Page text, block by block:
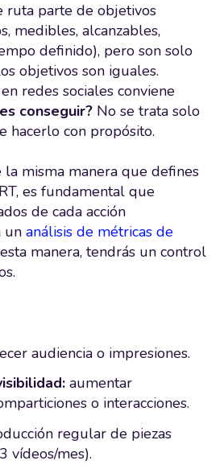
ruta parte de objetivos
medibles, alcanzables,
definido), pero son solo
objetivos son iguales.
redes sociales conviene
conseguir? No se trata solo
hacerlo con propósito.
misma manera que defines
es fundamental que
de cada acción
un análisis de métricas de
manera, tendrás un control
audiencia o impresiones.
aumentar
o interacciones.
regular de piezas
vídeos/mes).